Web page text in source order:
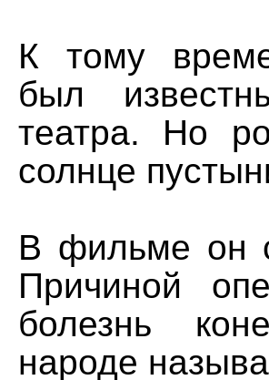
К тому
был
театра. Но
солнце
В фильме он
Причиной
болезнь
народе